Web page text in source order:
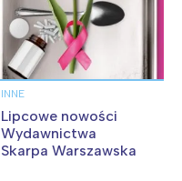
INNE
Lipcowe nowości
Wydawnictwa
Skarpa Warszawska